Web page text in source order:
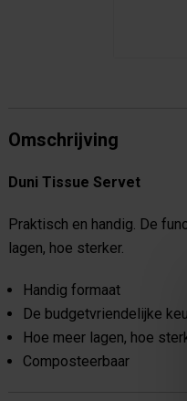
Omschrijving
Duni Tissue Servet
Praktisch en handig. De
lagen, hoe sterker.
Handig formaat
De budgetvriendelijke
Hoe meer lagen, hoe
Composteerbaar